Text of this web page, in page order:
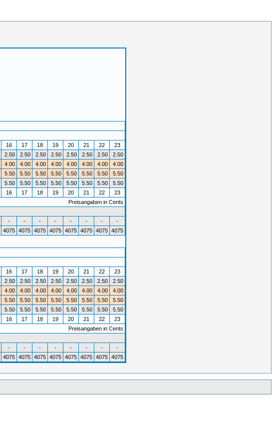
16 17 18 19 20 21 22
23
2.50 2.50 2.50 2.50 2.50 2.50 2.50
2.50
4.00 4.00 4.00 4.00 4.00 4.00 4.00
4.00
5.50 5.50 5.50 5.50 5.50 5.50 5.50
5.50
5.50 5.50 5.50 5.50 5.50 5.50 5.50
5.50
16 17 18 19 20 21 22
23
Preisangaben in Cents
- - - - - - -
-
4075 4075 4075 4075 4075 4075 4075 4075
16 17 18 19 20 21 22
23
2.50 2.50 2.50 2.50 2.50 2.50 2.50
2.50
4.00 4.00 4.00 4.00 4.00 4.00 4.00
4.00
5.50 5.50 5.50 5.50 5.50 5.50 5.50
5.50
5.50 5.50 5.50 5.50 5.50 5.50 5.50
5.50
16 17 18 19 20 21 22
23
Preisangaben in Cents
- - - - - - -
-
4075 4075 4075 4075 4075 4075 4075 4075